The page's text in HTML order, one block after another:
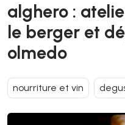
alghero :
le berger et
olmedo
nourriture et vin